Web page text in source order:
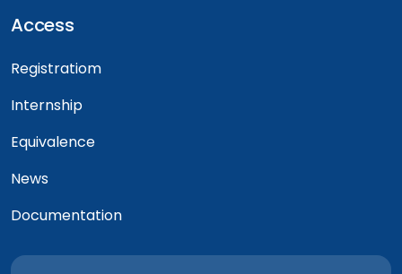
Access
Registratiom
Internship
Equivalence
News
Documentation